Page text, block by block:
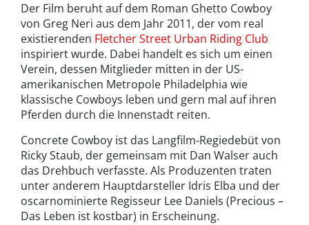
Der Film beruht auf dem Roman Ghetto Cowboy
von Greg Neri aus dem Jahr 2011, der vom real
existierenden Fletcher Street Urban Riding Club
inspiriert wurde. Dabei handelt es sich um einen
Verein, dessen Mitglieder mitten in der US-
amerikanischen Metropole Philadelphia wie
klassische Cowboys leben und gern mal auf ihren
Pferden durch die Innenstadt reiten.
Concrete Cowboy ist das Langfilm-Regiedebüt von
Ricky Staub, der gemeinsam mit Dan Walser auch
das Drehbuch verfasste. Als Produzenten traten
unter anderem Hauptdarsteller Idris Elba und der
oscarnominierte Regisseur Lee Daniels (Precious –
Das Leben ist kostbar) in Erscheinung.